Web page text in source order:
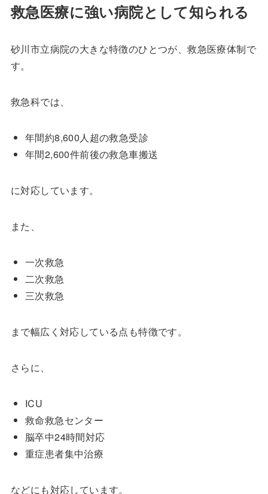
救急医療に強い病院として知られる
砂川市立病院の大きな特徴のひとつが、救急医療体制で
す。
救急科では、
年間約8,600人超の救急受診
年間2,600件前後の救急車搬送
に対応しています。
また、
一次救急
二次救急
三次救急
まで幅広く対応している点も特徴です。
さらに、
ICU
救命救急センター
脳卒中24時間対応
重症患者集中治療
などにも対応しています。